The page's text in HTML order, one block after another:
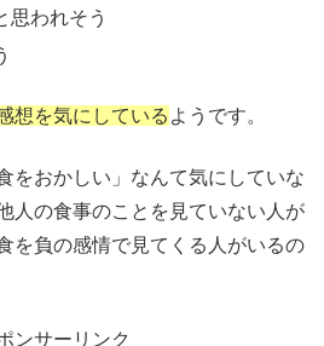
思われそう
想を気にしている ようです。
をおかしい」なんて気にしていな
人の食事のことを見ていない人が
を負の感情で見てくる人がいるの
ンサーリンク